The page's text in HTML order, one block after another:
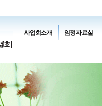
사업회소개 임정자료실